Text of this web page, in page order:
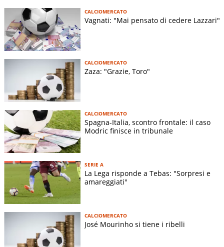
CALCIOMERCATO
Vagnati: "Mai pensato di cedere Lazzari"
CALCIOMERCATO
Zaza: "Grazie, Toro"
CALCIOMERCATO
Spagna-Italia, scontro frontale: il caso
Modric finisce in tribunale
SERIE A
La Lega risponde a Tebas: "Sorpresi e
amareggiati"
CALCIOMERCATO
José Mourinho si tiene i ribelli